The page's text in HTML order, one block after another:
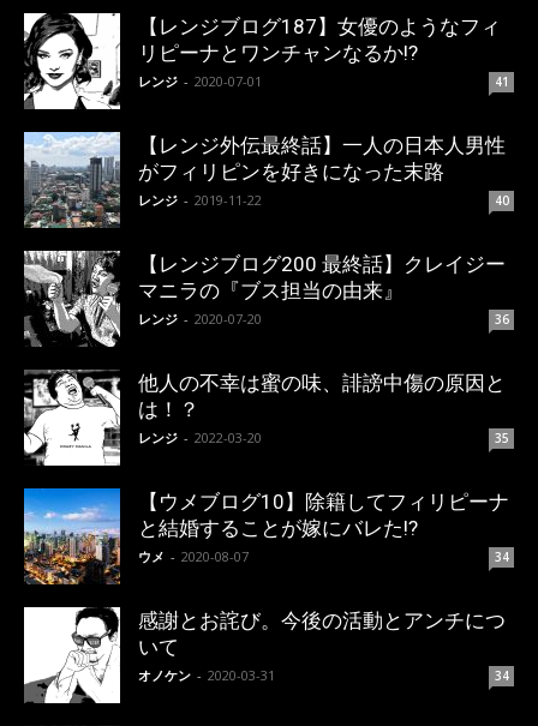
【レンジブログ187】女優のようなフィ
リピーナとワンチャンなるか!?
レンジ - 2020-07-01 41
【レンジ外伝最終話】一人の日本人男性
がフィリピンを好きになった末路
レンジ - 2019-11-22 40
【レンジブログ200 最終話】クレイジー
マニラの『ブス担当の由来』
レンジ - 2020-07-20 36
他人の不幸は蜜の味、誹謗中傷の原因と
は！？
レンジ - 2022-03-20 35
【ウメブログ10】除籍してフィリピーナ
と結婚することが嫁にバレた!?
ウメ - 2020-08-07 34
感謝とお詫び。今後の活動とアンチにつ
いて
オノケン - 2020-03-31 34